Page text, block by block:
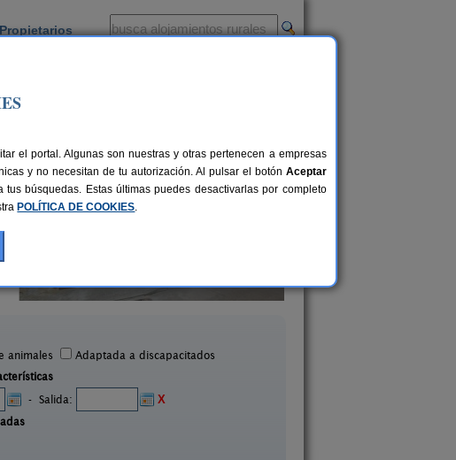
animales
Adaptada a discapacitados
- Salida:
X
el portal. Algunas son nuestras y otras pertenecen a empresas
y no necesitan de tu autorización. Al pulsar el botón Aceptar
búsquedas. Estas últimas puedes desactivarlas por completo
POLÍTICA DE COOKIES.